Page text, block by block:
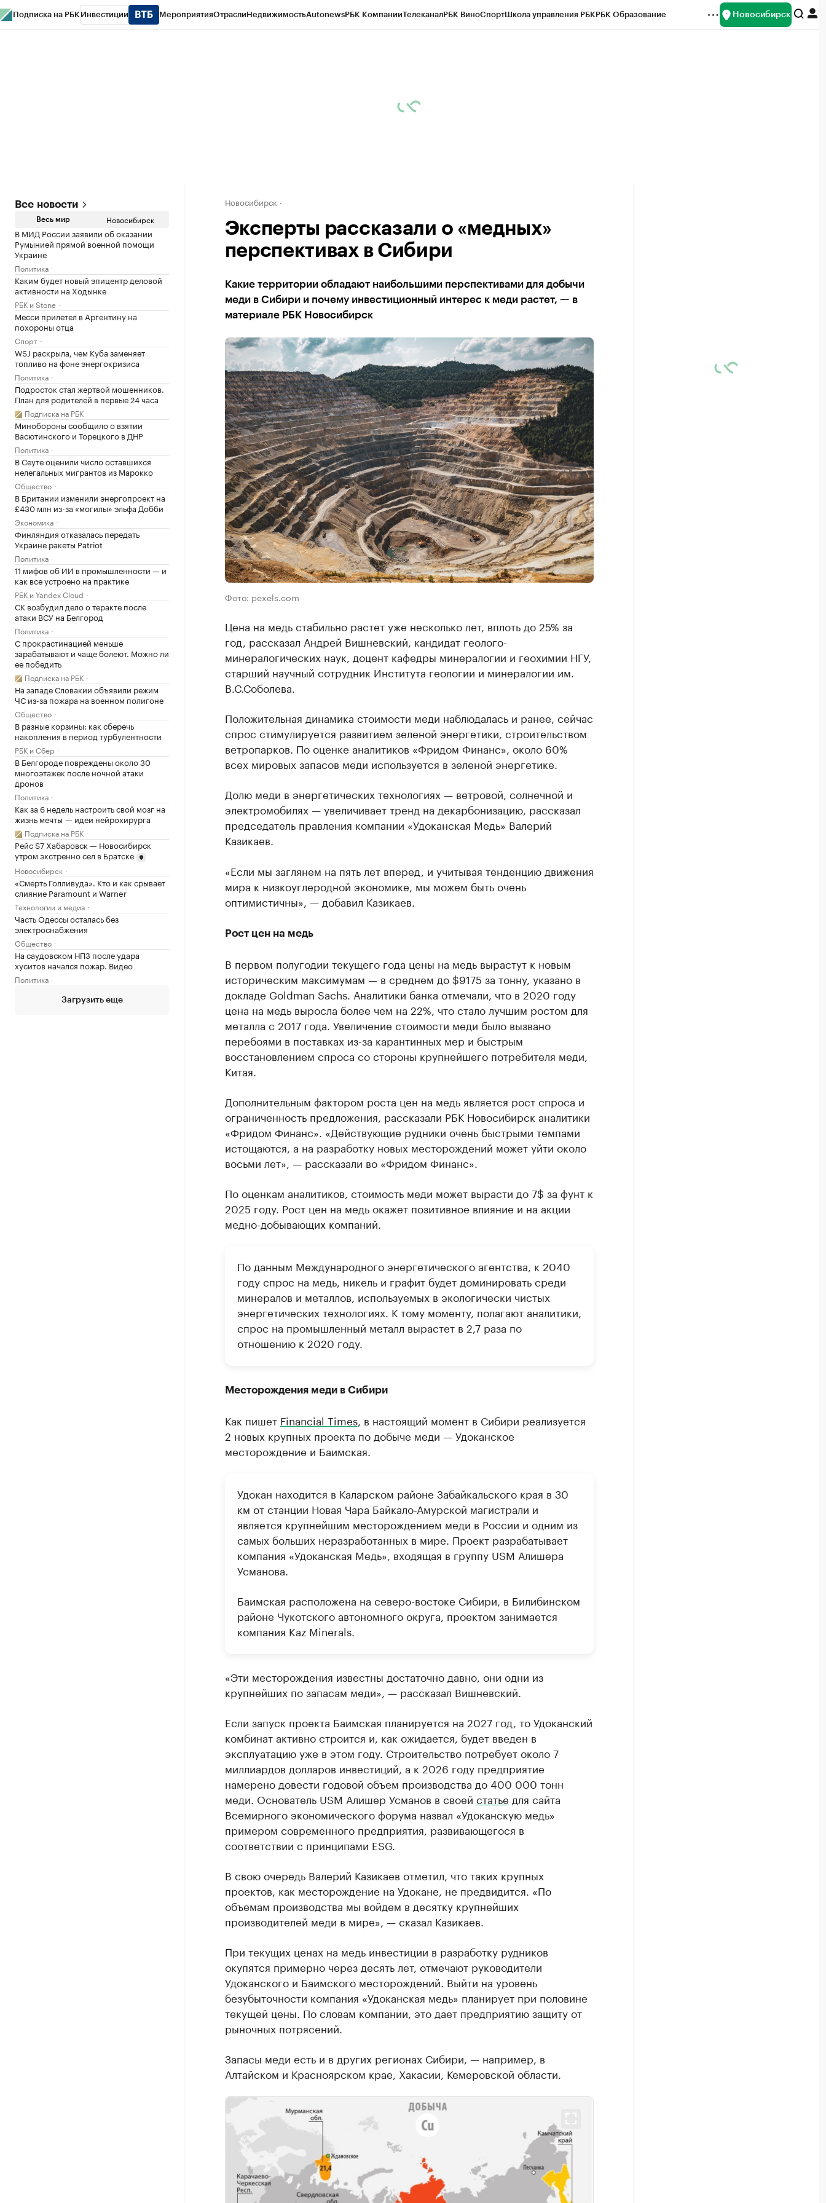
Подписка на РБК Инвестиции МероприятияОтраслиНедвижимостьAutonewsРБК КомпанииТелеканалРБК ВиноСпортШкола управления РБКРБК Образование Новосибирск
Все новости
Весь мир Новосибирск
В МИД России заявили об оказании
Румынией прямой военной помощи
Украине
Политика
Каким будет новый эпицентр деловой
активности на Ходынке
РБК и Stone
Месси прилетел в Аргентину на
похороны отца
Спорт
WSJ раскрыла, чем Куба заменяет
топливо на фоне энергокризиса
Политика
Подросток стал жертвой мошенников.
План для родителей в первые 24 часа
Подписка на РБК
Минобороны сообщило о взятии
Васютинского и Торецкого в ДНР
Политика
В Сеуте оценили число оставшихся
нелегальных мигрантов из Марокко
Общество
В Британии изменили энергопроект на
£430 млн из-за «могилы» эльфа Добби
Экономика
Финляндия отказалась передать
Украине ракеты Patriot
Политика
11 мифов об ИИ в промышленности — и
как все устроено на практике
РБК и Yandex Cloud
СК возбудил дело о теракте после
атаки ВСУ на Белгород
Политика
С прокрастинацией меньше
зарабатывают и чаще болеют. Можно ли
ее победить
Подписка на РБК
На западе Словакии объявили режим
ЧС из-за пожара на военном полигоне
Общество
В разные корзины: как сберечь
накопления в период турбулентности
РБК и Сбер
В Белгороде повреждены около 30
многоэтажек после ночной атаки
дронов
Политика
Как за 6 недель настроить свой мозг на
жизнь мечты — идеи нейрохирурга
Подписка на РБК
Рейс S7 Хабаровск — Новосибирск
утром экстренно сел в Братске
Новосибирск
«Смерть Голливуда». Кто и как срывает
слияние Paramount и Warner
Технологии и медиа
Часть Одессы осталась без
электроснабжения
Общество
На саудовском НПЗ после удара
хуситов начался пожар. Видео
Политика
Загрузить еще
Новосибирск
Эксперты рассказали о «медных»
перспективах в Сибири
Какие территории обладают наибольшими перспективами для добычи
меди в Сибири и почему инвестиционный интерес к меди растет, — в
материале РБК Новосибирск
Фото: pexels.com
Цена на медь стабильно растет уже несколько лет, вплоть до 25% за
год, рассказал Андрей Вишневский, кандидат геолого-
минералогических наук, доцент кафедры минералогии и геохимии НГУ,
старший научный сотрудник Института геологии и минералогии им.
В.С.Соболева.
Положительная динамика стоимости меди наблюдалась и ранее, сейчас
спрос стимулируется развитием зеленой энергетики, строительством
ветропарков. По оценке аналитиков «Фридом Финанс», около 60%
всех мировых запасов меди используется в зеленой энергетике.
Долю меди в энергетических технологиях — ветровой, солнечной и
электромобилях — увеличивает тренд на декарбонизацию, рассказал
председатель правления компании «Удоканская Медь» Валерий
Казикаев.
«Если мы заглянем на пять лет вперед, и учитывая тенденцию движения
мира к низкоуглеродной экономике, мы можем быть очень
оптимистичны», — добавил Казикаев.
Рост цен на медь
В первом полугодии текущего года цены на медь вырастут к новым
историческим максимумам — в среднем до $9175 за тонну, указано в
докладе Goldman Sachs. Аналитики банка отмечали, что в 2020 году
цена на медь выросла более чем на 22%, что стало лучшим ростом для
металла с 2017 года. Увеличение стоимости меди было вызвано
перебоями в поставках из-за карантинных мер и быстрым
восстановлением спроса со стороны крупнейшего потребителя меди,
Китая.
Дополнительным фактором роста цен на медь является рост спроса и
ограниченность предложения, рассказали РБК Новосибирск аналитики
«Фридом Финанс». «Действующие рудники очень быстрыми темпами
истощаются, а на разработку новых месторождений может уйти около
восьми лет», — рассказали во «Фридом Финанс».
По оценкам аналитиков, стоимость меди может вырасти до 7$ за фунт к
2025 году. Рост цен на медь окажет позитивное влияние и на акции
медно-добывающих компаний.
По данным Международного энергетического агентства, к 2040
году спрос на медь, никель и графит будет доминировать среди
минералов и металлов, используемых в экологически чистых
энергетических технологиях. К тому моменту, полагают аналитики,
спрос на промышленный металл вырастет в 2,7 раза по
отношению к 2020 году.
Месторождения меди в Сибири
Как пишет Financial Times, в настоящий момент в Сибири реализуется
2 новых крупных проекта по добыче меди — Удоканское
месторождение и Баимская.
Удокан находится в Каларском районе Забайкальского края в 30
км от станции Новая Чара Байкало-Амурской магистрали и
является крупнейшим месторождением меди в России и одним из
самых больших неразработанных в мире. Проект разрабатывает
компания «Удоканская Медь», входящая в группу USM Алишера
Усманова.
Баимская расположена на северо-востоке Сибири, в Билибинском
районе Чукотского автономного округа, проектом занимается
компания Kaz Minerals.
«Эти месторождения известны достаточно давно, они одни из
крупнейших по запасам меди», — рассказал Вишневский.
Если запуск проекта Баимская планируется на 2027 год, то Удоканский
комбинат активно строится и, как ожидается, будет введен в
эксплуатацию уже в этом году. Строительство потребует около 7
миллиардов долларов инвестиций, а к 2026 году предприятие
намерено довести годовой объем производства до 400 000 тонн
меди. Основатель USM Алишер Усманов в своей статье для сайта
Всемирного экономического форума назвал «Удоканскую медь»
примером современного предприятия, развивающегося в
соответствии с принципами ESG.
В свою очередь Валерий Казикаев отметил, что таких крупных
проектов, как месторождение на Удокане, не предвидится. «По
объемам производства мы войдем в десятку крупнейших
производителей меди в мире», — сказал Казикаев.
При текущих ценах на медь инвестиции в разработку рудников
окупятся примерно через десять лет, отмечают руководители
Удоканского и Баимского месторождений. Выйти на уровень
безубыточности компания «Удоканская медь» планирует при половине
текущей цены. По словам компании, это дает предприятию защиту от
рыночных потрясений.
Запасы меди есть и в других регионах Сибири, — например, в
Алтайском и Красноярском крае, Хакасии, Кемеровской области.